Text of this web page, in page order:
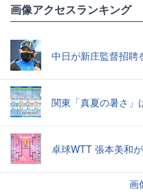
画像アクセスランキング
中日が新庄監督招聘
関東「真夏の暑さ」
卓球WTT 張本美和
画